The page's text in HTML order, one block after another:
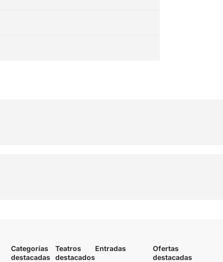
Categorías
destacadas
Teatros
destacados
Entradas
Ofertas
destacadas